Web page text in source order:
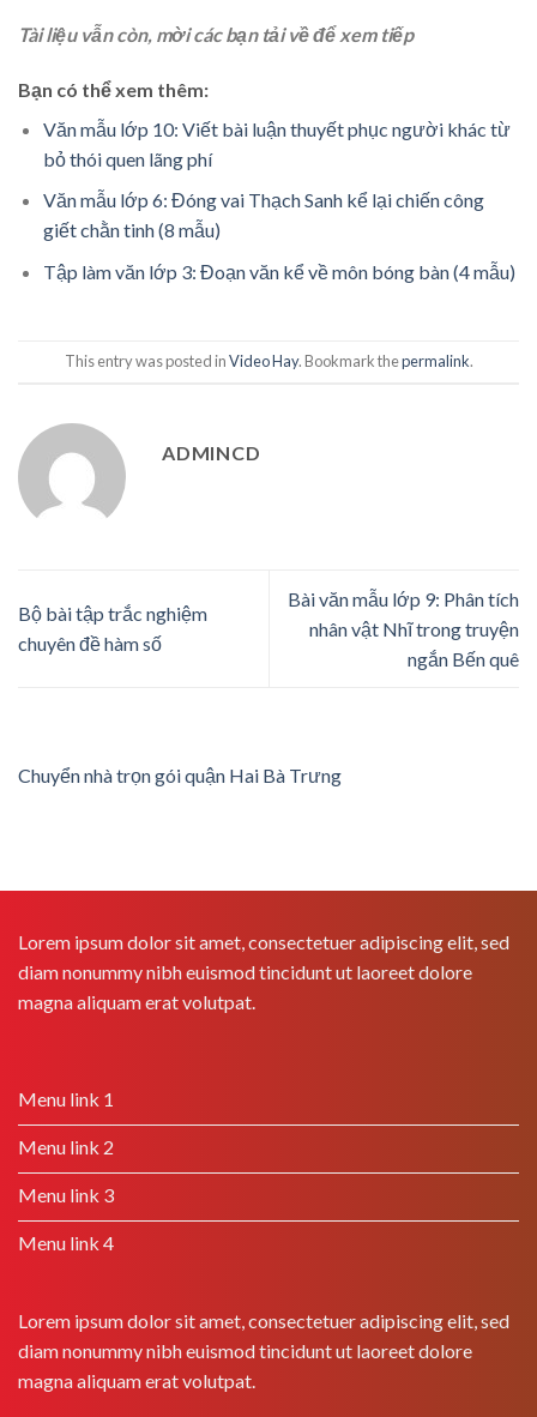
Tài liệu vẫn còn, mời các bạn tải về để xem tiếp
Bạn có thể xem thêm:
Văn mẫu lớp 10: Viết bài luận thuyết phục người khác từ
bỏ thói quen lãng phí
Văn mẫu lớp 6: Đóng vai Thạch Sanh kể lại chiến công
giết chằn tinh (8 mẫu)
Tập làm văn lớp 3: Đoạn văn kể về môn bóng bàn (4 mẫu)
This entry was posted inVideo Hay. Bookmark thepermalink.
ADMINCD
Bộ bài tập trắc nghiệm
chuyên đề hàm số
Bài văn mẫu lớp 9: Phân tích
nhân vật Nhĩ trong truyện
ngắn Bến quê
Chuyển nhà trọn gói quận Hai Bà Trưng
Lorem ipsum dolor sit amet, consectetuer adipiscing elit, sed
diam nonummy nibh euismod tincidunt ut laoreet dolore
magna aliquam erat volutpat.
Menu link 1
Menu link 2
Menu link 3
Menu link 4
Lorem ipsum dolor sit amet, consectetuer adipiscing elit, sed
diam nonummy nibh euismod tincidunt ut laoreet dolore
magna aliquam erat volutpat.